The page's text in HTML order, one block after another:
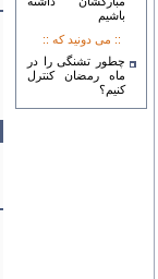
باشیم
:: می دونيد که ::
چطور تشنگی را در
ماه رمضان کنترل
کنیم؟